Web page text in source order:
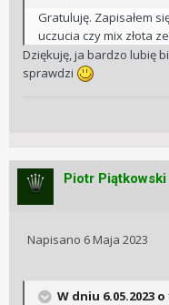
Gratuluję. Zapisałem
uczucia czy mix złota
Dziękuję, ja bardzo lubię
sprawdzi
Piotr Piątkowski
Napisano 6 Maja 2023
W dniu 6.05.2023 o